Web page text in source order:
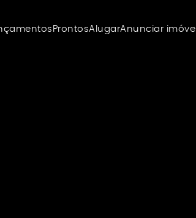
ProntosAlugarAnunciar imóvel